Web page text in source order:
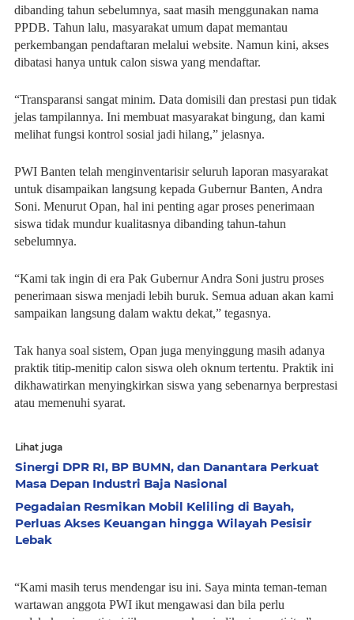
dibanding tahun sebelumnya, saat masih menggunakan nama
PPDB. Tahun lalu, masyarakat umum dapat memantau
perkembangan pendaftaran melalui website. Namun kini, akses
dibatasi hanya untuk calon siswa yang mendaftar.
“Transparansi sangat minim. Data domisili dan prestasi pun tidak
jelas tampilannya. Ini membuat masyarakat bingung, dan kami
melihat fungsi kontrol sosial jadi hilang,” jelasnya.
PWI Banten telah menginventarisir seluruh laporan masyarakat
untuk disampaikan langsung kepada Gubernur Banten, Andra
Soni. Menurut Opan, hal ini penting agar proses penerimaan
siswa tidak mundur kualitasnya dibanding tahun-tahun
sebelumnya.
“Kami tak ingin di era Pak Gubernur Andra Soni justru proses
penerimaan siswa menjadi lebih buruk. Semua aduan akan kami
sampaikan langsung dalam waktu dekat,” tegasnya.
Tak hanya soal sistem, Opan juga menyinggung masih adanya
praktik titip-menitip calon siswa oleh oknum tertentu. Praktik ini
dikhawatirkan menyingkirkan siswa yang sebenarnya berprestasi
atau memenuhi syarat.
Lihat juga
Sinergi DPR RI, BP BUMN, dan Danantara Perkuat
Masa Depan Industri Baja Nasional
Pegadaian Resmikan Mobil Keliling di Bayah,
Perluas Akses Keuangan hingga Wilayah Pesisir
Lebak
“Kami masih terus mendengar isu ini. Saya minta teman-teman
wartawan anggota PWI ikut mengawasi dan bila perlu